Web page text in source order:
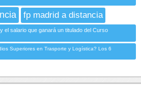
fp madrid a distancia
el salario que ganará un titulado del Curso
Superiores en Trasporte y Logística? Los 6